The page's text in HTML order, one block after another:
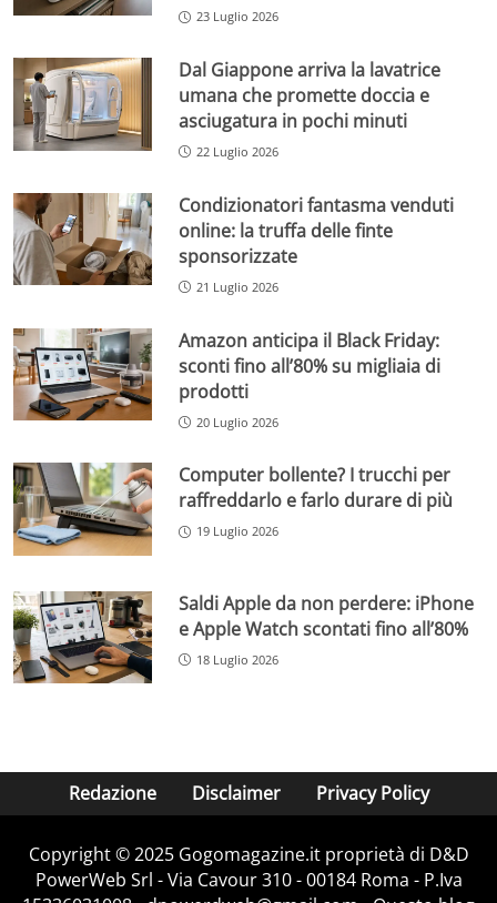
23 Luglio 2026
Dal Giappone arriva la lavatrice
umana che promette doccia e
asciugatura in pochi minuti
22 Luglio 2026
Condizionatori fantasma venduti
online: la truffa delle finte
sponsorizzate
21 Luglio 2026
Amazon anticipa il Black Friday:
sconti fino all’80% su migliaia di
prodotti
20 Luglio 2026
Computer bollente? I trucchi per
raffreddarlo e farlo durare di più
19 Luglio 2026
Saldi Apple da non perdere: iPhone
e Apple Watch scontati fino all’80%
18 Luglio 2026
Redazione Disclaimer Privacy Policy
Copyright © 2025 Gogomagazine.it proprietà di D&D
PowerWeb Srl - Via Cavour 310 - 00184 Roma - P.Iva